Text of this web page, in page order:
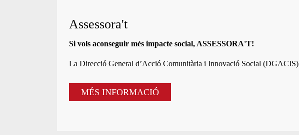
Assessora't
Si vols aconseguir més impacte social, ASSESSORA'T!
La Direcció General d’Acció Comunitària i Innovació Social (DGACIS)
MÉS INFORMACIÓ